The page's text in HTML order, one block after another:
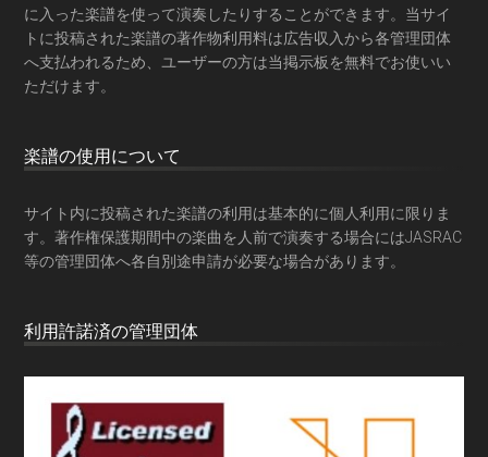
に入った楽譜を使って演奏したりすることができます。当サイ
トに投稿された楽譜の著作物利用料は広告収入から各管理団体
へ支払われるため、ユーザーの方は当掲示板を無料でお使いい
ただけます。
楽譜の使用について
サイト内に投稿された楽譜の利用は基本的に個人利用に限りま
す。著作権保護期間中の楽曲を人前で演奏する場合にはJASRAC
等の管理団体へ各自別途申請が必要な場合があります。
利用許諾済の管理団体